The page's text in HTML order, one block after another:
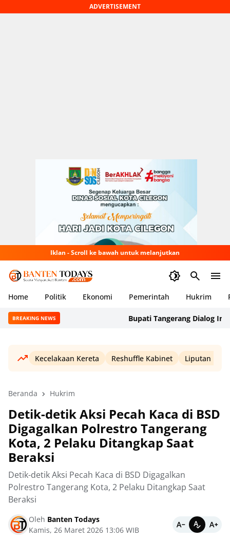
ADVERTISEMENT
Iklan - Scroll ke bawah untuk melanjutkan
Home Politik Ekonomi Pemerintah Hukrim
BREAKING NEWS Bupati Tangerang Dialog
Kecelakaan Kereta Reshuffle Kabinet Liputan Haji
Beranda Hukrim
Detik-detik Aksi Pecah Kaca di BSD
Digagalkan Polrestro Tangerang
Kota, 2 Pelaku Ditangkap Saat
Beraksi
Detik-detik Aksi Pecah Kaca di BSD Digagalkan
Polrestro Tangerang Kota, 2 Pelaku Ditangkap Saat
Beraksi
Oleh Banten Todays
Kamis, 26 Maret 2026 13:06 WIB